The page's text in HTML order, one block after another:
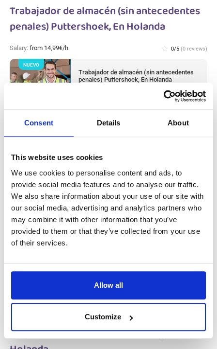
Consent Details About
This website uses cookies
We use cookies to personalise content and ads, to
provide social media features and to analyse our traffic.
We also share information about your use of our site with
our social media, advertising and analytics partners who
may combine it with other information that you’ve
provided to them or that they’ve collected from your use
of their services.
Allow all
Customize
Trabajador de almacén (sin antecedentes
penales) Puttershoek, En Holanda
Salary: from 14,99€/h star_border 0/5 (0 reviews)
Trabajador de almacén (sin antecedentes
penales) Puttershoek, En Holanda
Position is open for:22 horas
check
NUEVO
Operario/a de Producción de Metal (con
experiencia) Westerhaar, En Holanda
Salary:from 14,99€/h star_border 0/5(0 reviews)
Operario/a de Producción de Metal (con
Position is open for:23 horas
Clasificador/a de Almacén Tilburg, En